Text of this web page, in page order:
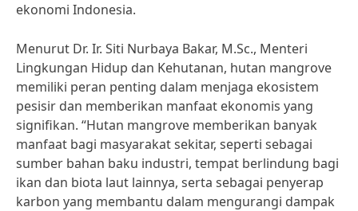
ekonomi Indonesia.
Menurut Dr. Ir. Siti Nurbaya Bakar, M.Sc., Menteri
Lingkungan Hidup dan Kehutanan, hutan mangrove
memiliki peran penting dalam menjaga ekosistem
pesisir dan memberikan manfaat ekonomis yang
signifikan. “Hutan mangrove memberikan banyak
manfaat bagi masyarakat sekitar, seperti sebagai
sumber bahan baku industri, tempat berlindung bagi
ikan dan biota laut lainnya, serta sebagai penyerap
karbon yang membantu dalam mengurangi dampak